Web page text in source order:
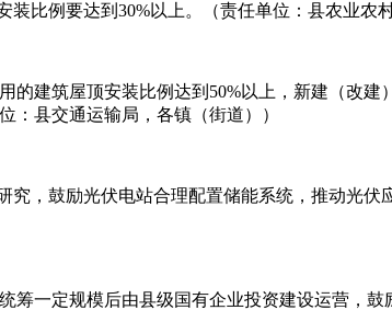
比例要达到30%以上。（责任单位：县农业农
的建筑屋顶安装比例达到50%以上，新建（改
：县交通运输局，各镇（街道））
究，鼓励光伏电站合理配置储能系统，推动光
筹一定规模后由县级国有企业投资建设运营，